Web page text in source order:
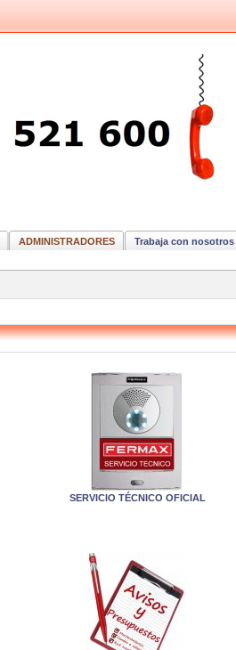
ADMINISTRADORES Trabaja con nosotros
SERVICIO TÉCNICO OFICIAL